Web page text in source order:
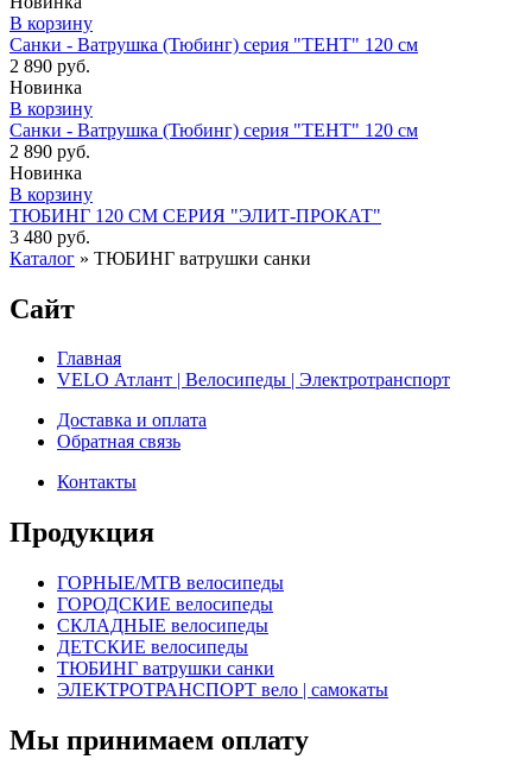
В корзину
Санки - Ватрушка (Тюбинг) серия "ТЕНТ" 120 см
2 890 руб.
Новинка
В корзину
Санки - Ватрушка (Тюбинг) серия "ТЕНТ" 120 см
2 890 руб.
Новинка
В корзину
ТЮБИНГ 120 СМ СЕРИЯ "ЭЛИТ-ПРОКАТ"
3 480 руб.
Каталог » ТЮБИНГ ватрушки санки
Сайт
Главная
VELO Атлант | Велосипеды | Электротранспорт
Доставка и оплата
Обратная связь
Контакты
Продукция
ГОРНЫЕ/MTB велосипеды
ГОРОДСКИЕ велосипеды
СКЛАДНЫЕ велосипеды
ДЕТСКИЕ велосипеды
ТЮБИНГ ватрушки санки
ЭЛЕКТРОТРАНСПОРТ вело | самокаты
Мы принимаем оплату